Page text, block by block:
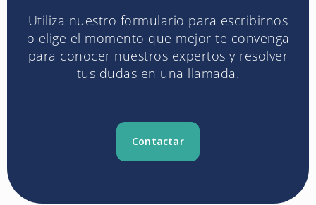
Utiliza nuestro formulario para escribirnos
o elige el momento que mejor te convenga
para conocer nuestros expertos y resolver
tus dudas en una llamada.
Contactar